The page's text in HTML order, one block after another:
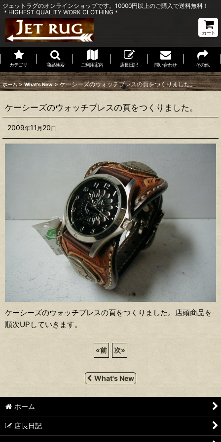
ジェットラグのオンラインショップです。10000円以上のご購入で送料無料！
＊HIGHEST QUALITY WORK CLOTHING＊
カート
カテゴリ 商品検索 ご利用案内 店長日記 問い合わせ その他
ホーム > What's New > ケーシーズのウォッチブレスの頁をつくりました。
ケーシーズのウォッチブレスの頁をつくりました。
2009年11 月 20 日
ケーシーズのウォッチブレスの頁をつくりました。店頭商品を
順次UPしていきます。
«前 次»
What's New
ホーム
店長日記